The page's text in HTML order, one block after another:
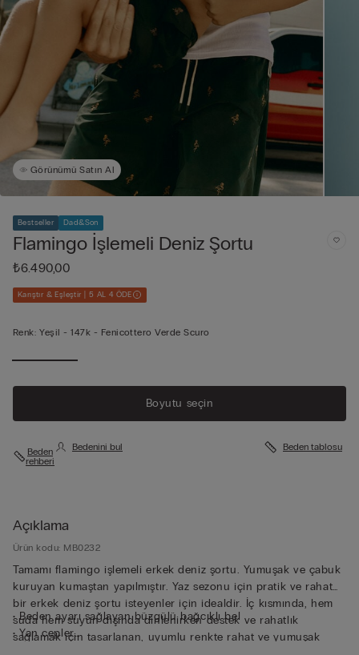
Görünümü Satın Al
Bestseller Dad&Son
Flamingo İşlemeli Deniz Şortu
₺6.490,00
Karıştır & Eşleştir | 5 AL 4 ÖDE
Renk: Yeşil -147k - Fenicottero Verde Scuro
Boyutu seçin
Beden
rehberi
Bedenini bul Beden tablosu
Açıklama
Ürün kodu: MB0232
Tamamı flamingo işlemeli erkek deniz şortu. Yumuşak ve çabuk
kuruyan kumaştan yapılmıştır. Yaz sezonu için pratik ve rahat
bir erkek deniz şortu isteyenler için idealdir. İç kısmında, hem
suda hem suyun dışında dinlenirken destek ve rahatlık
sağlamak için tasarlanan, uyumlu renkte rahat ve yumuşak
• Beden ayarı sağlayan büzgülü bağcıklı bel
• Yan cepler